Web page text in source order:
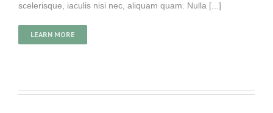
scelerisque, iaculis nisi nec, aliquam quam. Nulla [...]
LEARN MORE